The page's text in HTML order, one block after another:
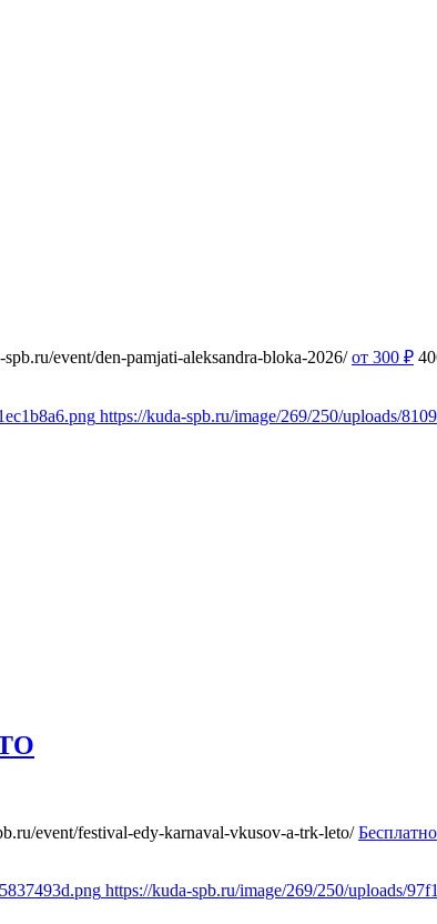
spb.ru/event/den-pamjati-aleksandra-bloka-2026/ от 300 ₽
https://kuda-spb.ru/image/269/250/uploads/
event/festival-edy-karnaval-vkusov-a-trk-leto/ Бесплатно
https://kuda-spb.ru/image/269/250/uploads/